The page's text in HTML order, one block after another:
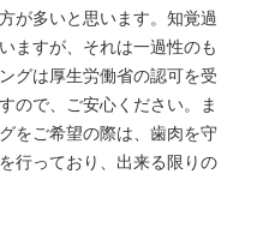
が多いと思います。知覚過
ますが、それは一過性のも
グは厚生労働省の認可を受
ので、ご安心ください。ま
をご希望の際は、歯肉を守
行っており、出来る限りの